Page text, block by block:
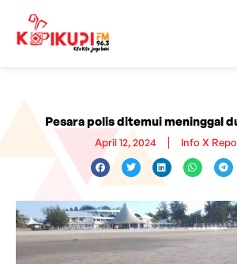
Pesara polis ditemui meninggal
April 12, 2024 Info X